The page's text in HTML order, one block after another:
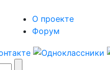
О проекте
Форум